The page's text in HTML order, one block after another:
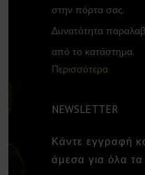
στην πόρτα σας.
Δυνατότητα
από το κατάστημα.
Περισσότερα
NEWSLETTER
Κάντε εγγραφή
άμεσα για όλα